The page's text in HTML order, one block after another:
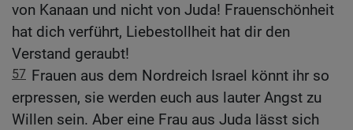
von Kanaan und nicht von Juda! Frauenschönheit
hat dich verführt, Liebestollheit hat dir den
Verstand geraubt!
57 Frauen aus dem Nordreich Israel könnt ihr so
erpressen, sie werden euch aus lauter Angst zu
Willen sein. Aber eine Frau aus Juda lässt sich